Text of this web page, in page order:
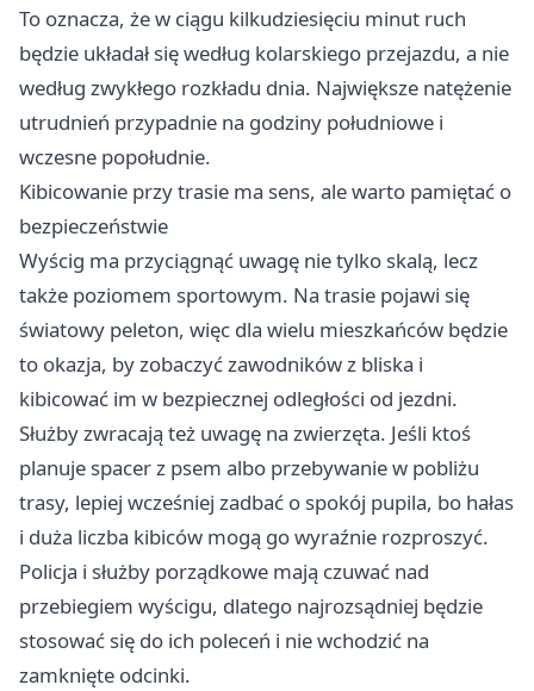
To oznacza, że w ciągu kilkudziesięciu minut ruch
będzie układał się według kolarskiego przejazdu, a nie
według zwykłego rozkładu dnia. Największe natężenie
utrudnień przypadnie na godziny południowe i
wczesne popołudnie.
Kibicowanie przy trasie ma sens, ale warto pamiętać o
bezpieczeństwie
Wyścig ma przyciągnąć uwagę nie tylko skalą, lecz
także poziomem sportowym. Na trasie pojawi się
światowy peleton, więc dla wielu mieszkańców będzie
to okazja, by zobaczyć zawodników z bliska i
kibicować im w bezpiecznej odległości od jezdni.
Służby zwracają też uwagę na zwierzęta. Jeśli ktoś
planuje spacer z psem albo przebywanie w pobliżu
trasy, lepiej wcześniej zadbać o spokój pupila, bo hałas
i duża liczba kibiców mogą go wyraźnie rozproszyć.
Policja i służby porządkowe mają czuwać nad
przebiegiem wyścigu, dlatego najrozsądniej będzie
stosować się do ich poleceń i nie wchodzić na
zamknięte odcinki.